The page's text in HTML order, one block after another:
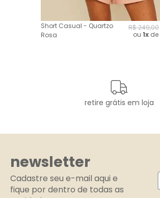
Short Casual - Quartzo
Rosa
R$249,00
ou 1x de
retire grátis em loja
newsletter
Cadastre seu e-mail aqui e
fique por dentro de todas as